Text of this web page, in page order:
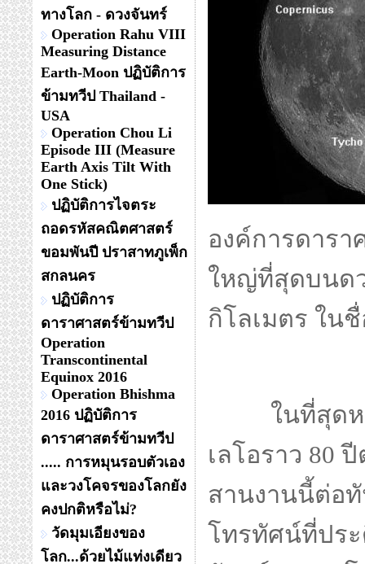
ทางโลก - ดวงจันทร์
Operation Rahu VIII
Measuring Distance
Earth-Moon ปฏิบัติการ
ข้ามทวีป Thailand -
USA
Operation Chou Li
Episode III (Measure
Earth Axis Tilt With
One Stick)
ปฏิบัติการไจตระ
ถอดรหัสคณิตศาสตร์
ขอมพันปี ปราสาทภูเพ็ก
สกลนคร
ปฏิบัติการ
ดาราศาสตร์ข้ามทวีป
Operation
Transcontinental
Equinox 2016
Operation Bhishma
2016 ปฏิบัติการ
ดาราศาสตร์ข้ามทวีป
..... การหมุนรอบตัวเอง
และวงโคจรของโลกยัง
คงปกติหรือไม่?
วัดมุมเอียงของ
โลก...ด้วยไม้แท่งเดียว
องค์การดาร
ใหญ่ที่สุดบนด
กิโลเมตร ในชื่
ในที่สุด
เลโอราว 80
สานงานนี้ต่อ
โทรทัศน์ที่ปร